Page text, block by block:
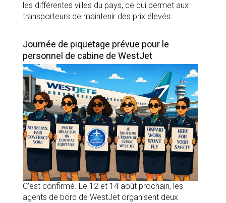
les différentes villes du pays, ce qui permet aux
transporteurs de maintenir des prix élevés.
Journée de piquetage prévue pour le
personnel de cabine de WestJet
C’est confirmé. Le 12 et 14 août prochain, les
agents de bord de WestJet organisent deux